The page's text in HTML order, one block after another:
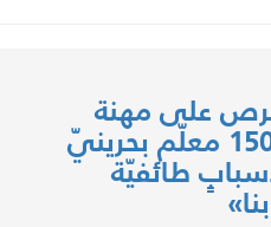
على مهنة
التعليم.. وأكثر من 1500 معلّم بحرينيّ
طائفيّة